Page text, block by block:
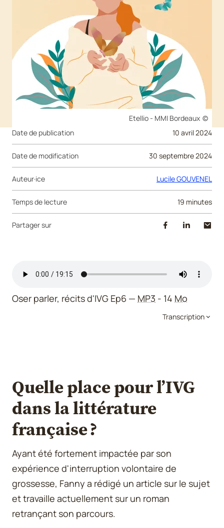
Droits réservés :
Etellio - MMI Bordeaux
Date de publication
10 avril 2024
Date de modification 30 septembre 2024
Auteur·ice Lucile GOUVENEL
Temps de lecture 19 minutes
Partager sur
Oser parler, récits d'IVG Ep6 MP3 - 14 Mo
Transcription
Quelle place pour l’IVG
dans la littérature
française ?
Ayant été fortement impactée par son
expérience d'interruption volontaire de
grossesse, Fanny a rédigé un article sur le sujet
et travaille actuellement sur un roman
retrançant son parcours.